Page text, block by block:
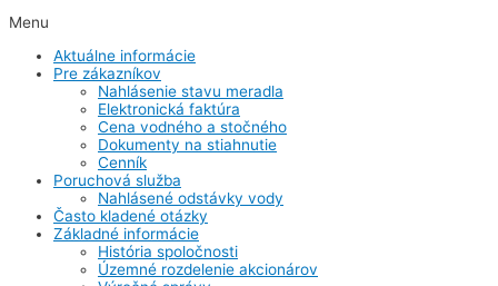
Menu
Aktuálne informácie
Pre zákazníkov
Nahlásenie stavu meradla
Elektronická faktúra
Cena vodného a stočného
Dokumenty na stiahnutie
Cenník
Poruchová služba
Nahlásené odstávky vody
Často kladené otázky
Základné informácie
História spoločnosti
Územné rozdelenie akcionárov